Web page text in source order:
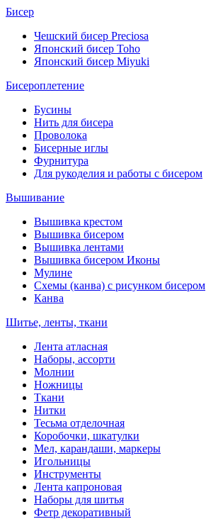
Бисер
Чешский бисер Preciosa
Японский бисер Toho
Японский бисер Miyuki
Бисероплетение
Бусины
Нить для бисера
Проволока
Бисерные иглы
Фурнитура
Для рукоделия и работы с бисером
Вышивание
Вышивка крестом
Вышивка бисером
Вышивка лентами
Вышивка бисером Иконы
Мулине
Схемы (канва) с рисунком бисером
Канва
Шитье, ленты, ткани
Лента атласная
Наборы, ассорти
Молнии
Ножницы
Ткани
Нитки
Тесьма отделочная
Коробочки, шкатулки
Мел, карандаши, маркеры
Игольницы
Инструменты
Лента капроновая
Наборы для шитья
Фетр декоративный